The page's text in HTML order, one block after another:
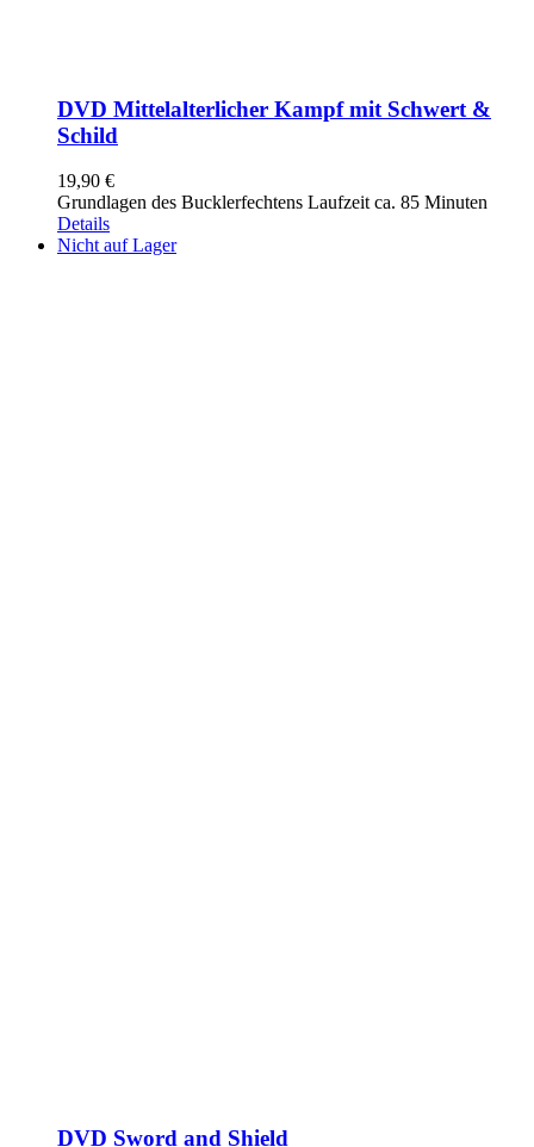
DVD Mittelalterlicher Kampf mit Schwert &
Schild
19,90 €
Grundlagen des Bucklerfechtens Laufzeit ca. 85 Minuten
Details
Nicht auf Lager
DVD Sword and Shield